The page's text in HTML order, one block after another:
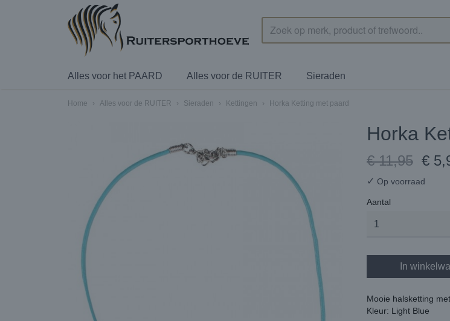
Alles voor het PAARD Alles voor de RUITER Sieraden
Home › Alles voor de RUITER › Sieraden › Kettingen › Horka Ketting met paard
Horka
€ 11,95 €
✓ Op voorraad
Aantal
In
Mooie halsketting
Kleur: Light Blue